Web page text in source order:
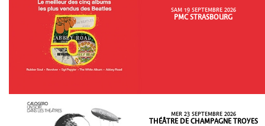
SAM 19 SEPTEMBRE 2026
PMC STRASBOURG
MER 23 SEPTEMBRE 2026
THÉÂTRE DE CHAMPAGNE TROYES